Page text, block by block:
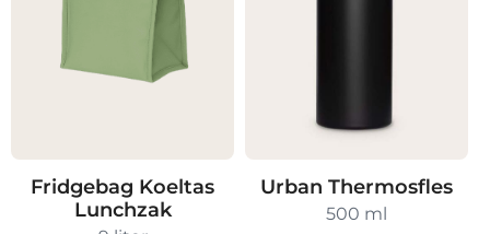
op
Fridgebag Koeltas
Lunchzak
Urban Thermosfles
500 ml